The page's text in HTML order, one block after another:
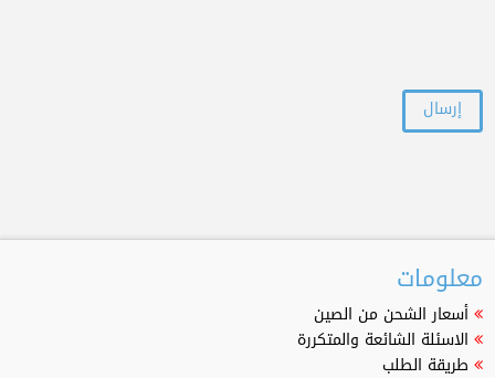
معلومات
أسعار الشحن من الصين
الاسئلة الشائعة والمتكررة
طريقة الطلب